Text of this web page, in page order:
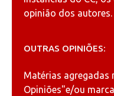
opinião dos autores.
OUTRAS OPINIÕES:
Matérias agregadas
Opiniões"e/ou